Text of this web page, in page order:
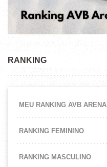
RANKING
MEU RANKING AVB ARENA
RANKING FEMININO
RANKING MASCULINO